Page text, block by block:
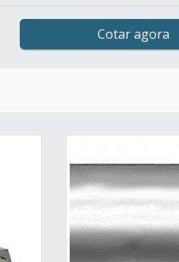
Cotar agora